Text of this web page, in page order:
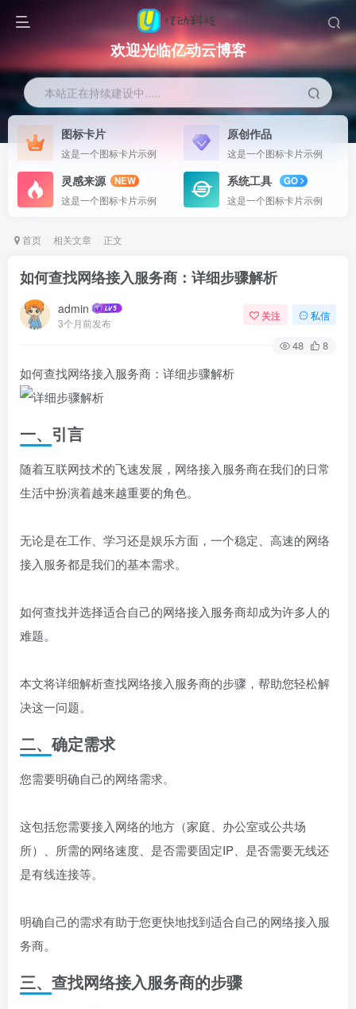
欢迎光临亿动云博客
本站正在持续建设中.....
图标卡片
这是一个图标卡片示例
原创作品
这是一个图标卡片示例
灵感来源
NEW
这是一个图标卡片示例
系统工具
GO
这是一个图标卡片示例
首页 相关文章 正文
如何查找网络接入服务商：详细步骤解析
admin
3个月前发布
关注 私信
48 8
如何查找网络接入服务商：详细步骤解析
一、引言
随着互联网技术的飞速发展，网络接入服务商在我们的日常
生活中扮演着越来越重要的角色。
无论是在工作、学习还是娱乐方面，一个稳定、高速的网络
接入服务都是我们的基本需求。
如何查找并选择适合自己的网络接入服务商却成为许多人的
难题。
本文将详细解析查找网络接入服务商的步骤，帮助您轻松解
决这一问题。
二、确定需求
您需要明确自己的网络需求。
这包括您需要接入网络的地方（家庭、办公室或公共场
所）、所需的网络速度、是否需要固定IP、是否需要无线还
是有线连接等。
明确自己的需求有助于您更快地找到适合自己的网络接入服
务商。
三、查找网络接入服务商的步骤